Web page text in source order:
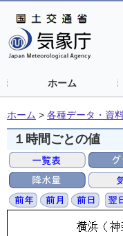
ホーム
ホーム > 各種データ・資
１時間ごとの値